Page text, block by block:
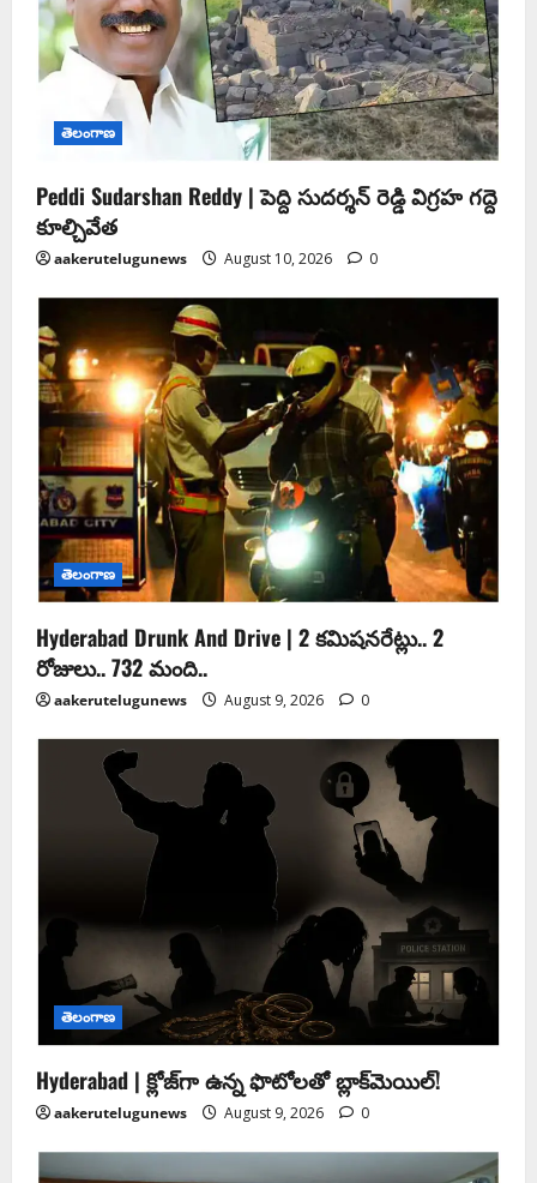
తెలంగాణ
Peddi Sudarshan Reddy | పెద్ది సుదర్శన్ రెడ్డి విగ్రహ గద్దె
కూల్చివేత
aakerutelugunews August 10, 2026 0
తెలంగాణ
Hyderabad Drunk And Drive | 2 కమిషనరేట్లు.. 2
రోజులు.. 732 మంది..
aakerutelugunews August 9, 2026 0
తెలంగాణ
Hyderabad | క్లోజ్‌గా ఉన్న ఫొటోలతో బ్లాక్‌మెయిల్‌!
aakerutelugunews August 9, 2026 0